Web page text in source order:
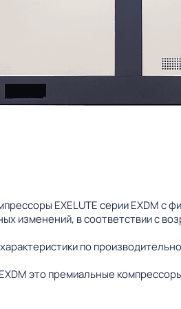
EXELUTE серии EXDM
изменений, в соответствии с
по
это премиальные